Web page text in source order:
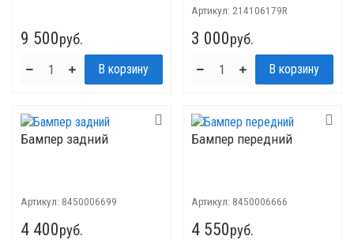
9 500руб.
Артикул: 214106179R
3 000руб.
Бампер задний
Артикул: 8450006699
4 400руб.
Бампер передний
Артикул: 8450006666
4 550руб.